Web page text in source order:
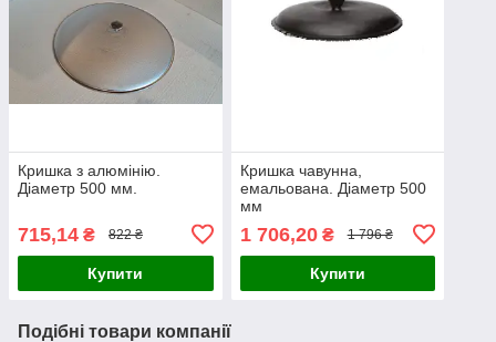
Кришка з алюмінію.
Діаметр 500 мм.
715,14 ₴ 822 ₴
Купити
Кришка чавунна,
емальована. Діаметр 500
мм
1 706,20₴ 1 796 ₴
Купити
Подібні товари компанії